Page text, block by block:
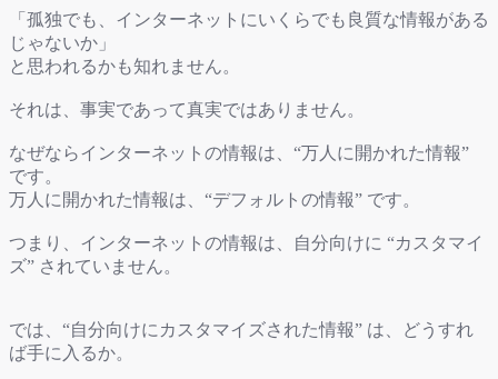
「孤独でも、インターネットにいくらでも良質な情報がある
じゃないか」
と思われるかも知れません。
それは、事実であって真実ではありません。
なぜならインターネットの情報は、“万人に開かれた情報”
です。
万人に開かれた情報は、“デフォルトの情報” です。
つまり、インターネットの情報は、自分向けに “カスタマイ
ズ” されていません。
では、“自分向けにカスタマイズされた情報” は、どうすれ
ば手に入るか。